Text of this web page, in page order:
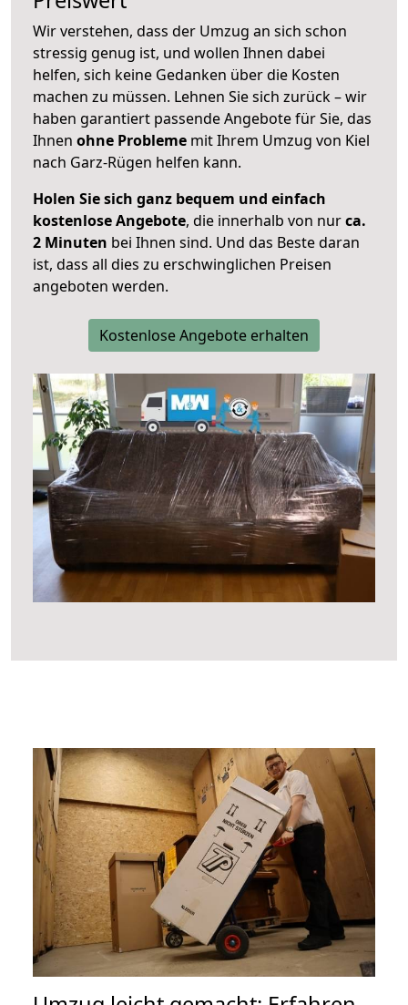
Wir verstehen, dass der Umzug an sich schon
stressig genug ist, und wollen Ihnen dabei
helfen, sich keine Gedanken über die Kosten
machen zu müssen. Lehnen Sie sich zurück – wir
haben garantiert passende Angebote für Sie, das
Ihnen ohne Probleme mit Ihrem Umzug von Kiel
nach Garz-Rügen helfen kann.
Holen Sie sich ganz bequem und einfach
kostenlose Angebote, die innerhalb von nurca.
2 Minuten bei Ihnen sind. Und das Beste daran
ist, dass all dies zu erschwinglichen Preisen
angeboten werden.
Kostenlose Angebote erhalten